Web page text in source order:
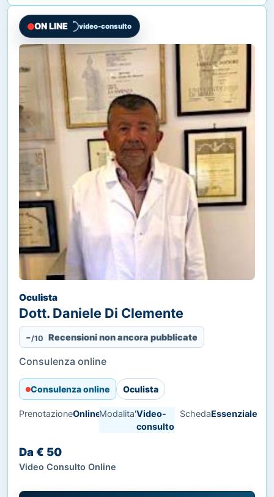
ON LINE video-consulto
Oculista
Dott. Daniele Di Clemente
-/10 Recensioni non ancora pubblicate
Consulenza online
Consulenza online Oculista
PrenotazioneOnlineModalita'Video-
consulto
SchedaEssenziale
Da € 50
Video Consulto Online